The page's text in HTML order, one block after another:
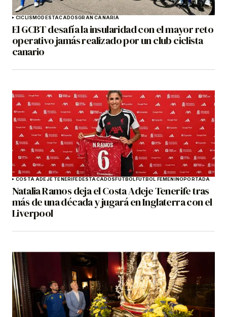
CICLISMO DESTACADOSGRAN CANARIA
El GCBT desafía la insularidad con el mayor reto
operativo jamás realizado por un club ciclista
canario
COSTA ADEJE TENERIFE DESTACADOS FÚTBOL FÚTBOL FEMENINO PORTADA
Natalia Ramos deja el Costa Adeje Tenerife tras
más de una década y jugará en Inglaterra con el
Liverpool